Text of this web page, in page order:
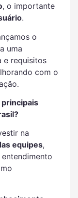
, o importante
.
o
uma
e requisitos
com o
na
equipes,